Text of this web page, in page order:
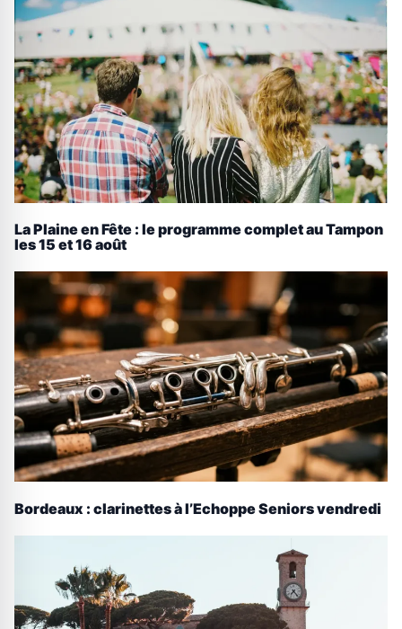
La Plaine en Fête : le programme complet au Tampon
les 15 et 16 août
Bordeaux : clarinettes à l’Echoppe Seniors vendredi